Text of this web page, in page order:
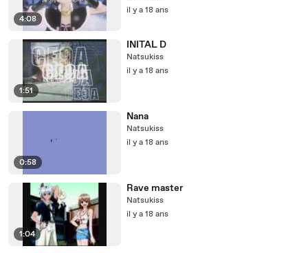
4:08
il y a 18 ans
1:51
INITAL D
Natsukiss
il y a 18 ans
0:58
Nana
Natsukiss
il y a 18 ans
1:04
Rave master
Natsukiss
il y a 18 ans